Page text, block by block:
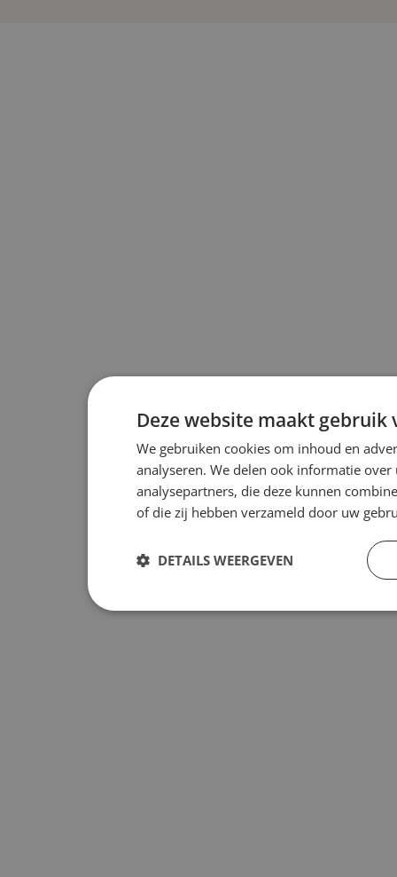
Deze website maakt gebruik
We gebruiken cookies om inhoud en
analyseren. We delen ook informatie
analysepartners, die deze kunnen
of die zij hebben verzameld door uw
DETAILS WEERGEVEN